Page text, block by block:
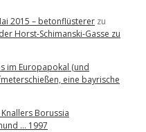
2015 – betonflüsterer zu
Horst-Schimanski-Gasse zu
im Europapokal (und
eine bayrische
Borussia
… 1997